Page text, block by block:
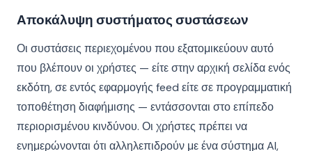
Αποκάλυψη συστήματος συστάσεων
Οι συστάσεις περιεχομένου που εξατομικεύουν αυτό
που βλέπουν οι χρήστες — είτε στην αρχική σελίδα ενός
εκδότη, σε εντός εφαρμογής feed είτε σε προγραμματική
τοποθέτηση διαφήμισης — εντάσσονται στο επίπεδο
περιορισμένου κινδύνου. Οι χρήστες πρέπει να
ενημερώνονται ότι αλληλεπιδρούν με ένα σύστημα AI,